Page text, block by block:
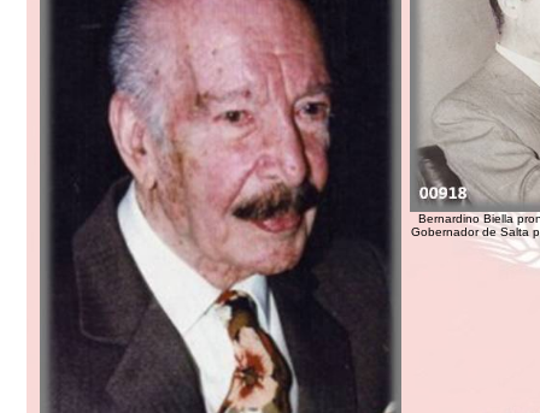
Bernardino Biella
Gobernador de Salta